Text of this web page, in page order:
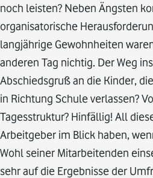
noch leisten? Neben Ängsten
organisatorische
langjährige Gewohnheiten
anderen Tag nichtig. Der Weg
Abschiedsgruß an die Kinder,
in Richtung Schule verlassen?
Tagesstruktur? Hinfällig! All
Arbeitgeber im Blick haben,
Wohl seiner Mitarbeitenden
sehr auf die Ergebnisse der